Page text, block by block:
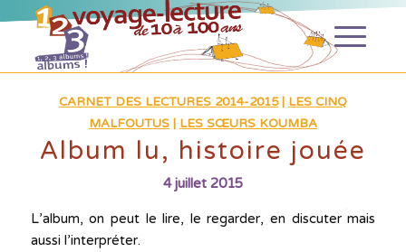
CARNET DES LECTURES 2014-2015| LES CINQ
MALFOUTUS| LES SŒURS KOUMBA
Album lu, histoire jouée
4 juillet 2015
L’album, on peut le lire, le regarder, en discuter mais
aussi l’interpréter.